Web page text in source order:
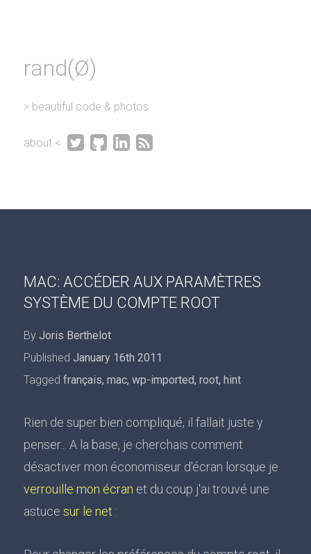
rand(Ø)
> beautiful code & photos
about <    
MAC: ACCÉDER AUX PARAMÈTRES
SYSTÈME DU COMPTE ROOT
By Joris Berthelot
Published January 16th 2011
Tagged français, mac, wp-imported, root, hint
Rien de super bien compliqué, il fallait juste y
penser... A la base, je cherchais comment
désactiver mon économiseur d'écran lorsque je
verrouille mon écran et du coup j'ai trouvé une
astuce sur le net :